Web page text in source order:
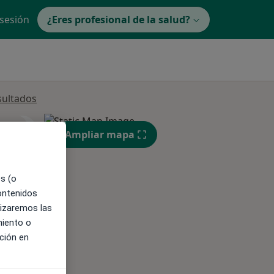
¿Eres profesional de la salud?
Ampliar mapa
(o
las
o
en